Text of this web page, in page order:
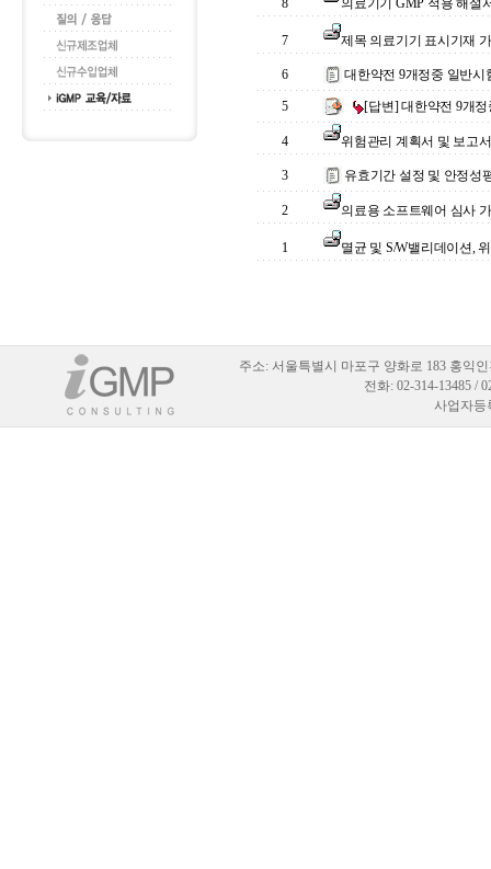
8 의료기기 GMP 적용 해설
7 제목 의료기기 표시기재
6 대한약전 9개정중 일반시
5 [답변] 대한약전 9개
4 위험관리 계획서 및 보고
3 유효기간 설정 및 안정성
2 의료용 소프트웨어 심사
1 멸균 및 S/W밸리데이션,
주소: 서울특별시 마포구 양화로 183 홍익
전화: 02-314-13485 /
사업자등